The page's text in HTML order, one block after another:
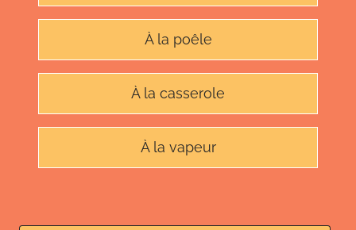
À la poêle
À la casserole
À la vapeur